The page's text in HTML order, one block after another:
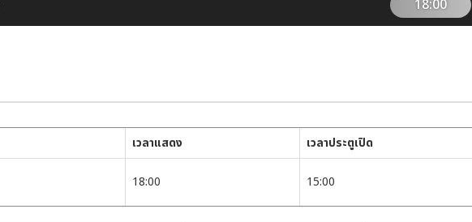
18:00
เวลาแสดง
เวลาประตูเปิด
18:00 15:00